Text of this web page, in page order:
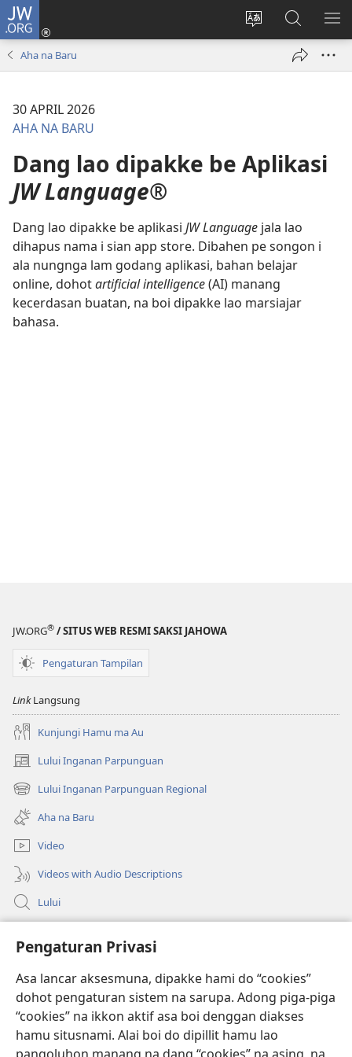
Pengaturan Privasi
Asa lancar aksesmuna, dipakke hami do “cookies”
dohot pengaturan sistem na sarupa. Adong piga-piga
“cookies” na ikkon aktif asa boi denggan diakses
hamu situsnami. Alai boi do dipillit hamu lao
JW.ORG
Ganti
Log
Lului
di
JW.ORG
Aha na Baru
30 APRIL 2026
AHA NA BARU
Dang lao dipakke be Aplikasi
JW Language®
Dang lao dipakke be aplikasi JW Language jala lao
dihapus nama i sian app store. Dibahen pe songon i
ala nungnga lam godang aplikasi, bahan belajar
online, dohotartificial intelligence(AI) manang
kecerdasan buatan, na boi dipakke lao marsiajar
bahasa.
JW.ORG® / SITUS WEB RESMI SAKSI JAHOWA
Pengaturan Tampilan
LinkLangsung
Kunjungi Hamu ma Au
Lului Inganan Parpunguan
(opens
new
window)
Lului Inganan Parpunguan Regional
(opens
new
window)
Aha na Baru
Video
Videos with Audio Descriptions
Lului
(opens
new
window)PERPUSTAKAAN ONLINE Joujou Paboahon™
(opens
new
window)JW Hub